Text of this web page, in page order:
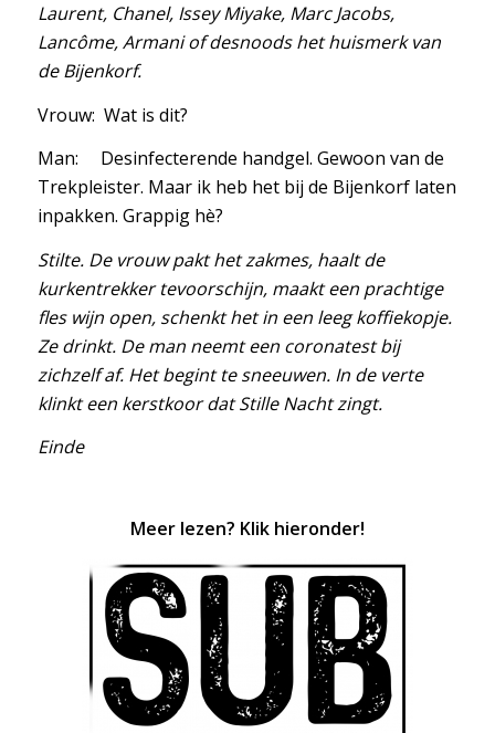
Laurent, Chanel, Issey Miyake, Marc Jacobs,
Lancôme, Armani of desnoods het huismerk van
de Bijenkorf.
Vrouw: Wat is dit?
Man: Desinfecterende handgel. Gewoon van de
Trekpleister. Maar ik heb het bij de Bijenkorf laten
inpakken. Grappig hè?
Stilte. De vrouw pakt het zakmes, haalt de
kurkentrekker tevoorschijn, maakt een prachtige
fles wijn open, schenkt het in een leeg koffiekopje.
Ze drinkt. De man neemt een coronatest bij
zichzelf af. Het begint te sneeuwen. In de verte
klinkt een kerstkoor dat Stille Nacht zingt.
Einde
Meer lezen? Klik hieronder!